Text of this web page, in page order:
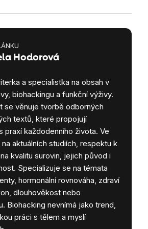
Hodorová
a specialistka na obsah v
biohackingu a funkční výživy.
se věnuje tvorbě odborných
textů, které propojují
praxí každodenního života. Ve
aktuálních studiích, respektu k
kvalitu surovin, jejich původ i
Specializuje se na témata
hormonální rovnováha, zdraví
dlouhověkost nebo
Biohacking nevnímá jako trend,
práci s tělem a myslí